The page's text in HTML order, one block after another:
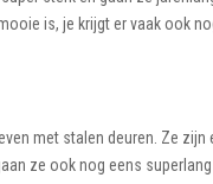
is, je krijgt er vaak ook
met stalen deuren. Ze
ze ook nog eens